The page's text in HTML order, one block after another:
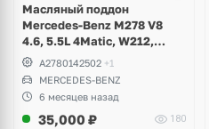
Масляный поддон
Mercedes-Benz M278 V8
4.6, 5.5L 4Matic, W212,
W207 E500, E63 AMG, W216
CL500, W218 CLS 500, 63,
W166 ML, GLS, GLE 63S,
W217, W221, W222 S63,
S500 Maybach
A2780142502 +1
MERCEDES-BENZ
6 месяцев назад
35,000 ₽ 180